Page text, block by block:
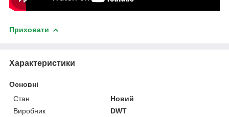
Приховати
Характеристики
Основні
Стан
Новий
Виробник
DWT